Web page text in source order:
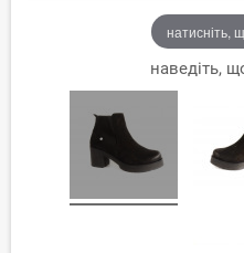
натисніть,
наведіть,